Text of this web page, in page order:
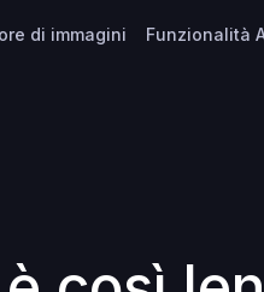
di immagini Funzionalità